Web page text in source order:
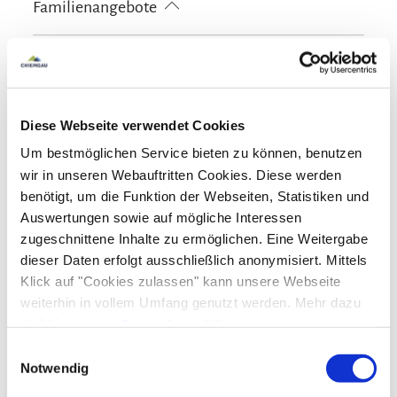
Diese Webseite verwendet Cookies
Um bestmöglichen Service bieten zu können, benutzen
wir in unseren Webauftritten Cookies. Diese werden
benötigt, um die Funktion der Webseiten, Statistiken und
Auswertungen sowie auf mögliche Interessen
zugeschnittene Inhalte zu ermöglichen. Eine Weitergabe
dieser Daten erfolgt ausschließlich anonymisiert. Mittels
Klick auf "Cookies zulassen" kann unsere Webseite
weiterhin in vollem Umfang genutzt werden. Mehr dazu
steht in unserer Datenschutzerklärung.
gelistet.
Notwendig
vermieten wir seit über 30 Jahren und bieten
Ihnen die größte Auswahl an Ferienwohnungen
in Reit im Winkl - Profitieren Sie als Gast von
allen Vorteilen und unserem professionellen
Wir freuen uns auf Sie!
Wassersportmöglichkeiten vor Ort
kostenloses W-LAN (in der gesamten Unterkunft)
Familienangebote
Richtlinien
Nichtraucherunterkunft (Alle öffentlichen und privaten
Gemeinschaftsbereiche
Garten Sonnenschirme
Sonnenstühle/-liegen
Skifahren
Skiaufbewahrung
Sprachen
Deutsch Englisch Französisch